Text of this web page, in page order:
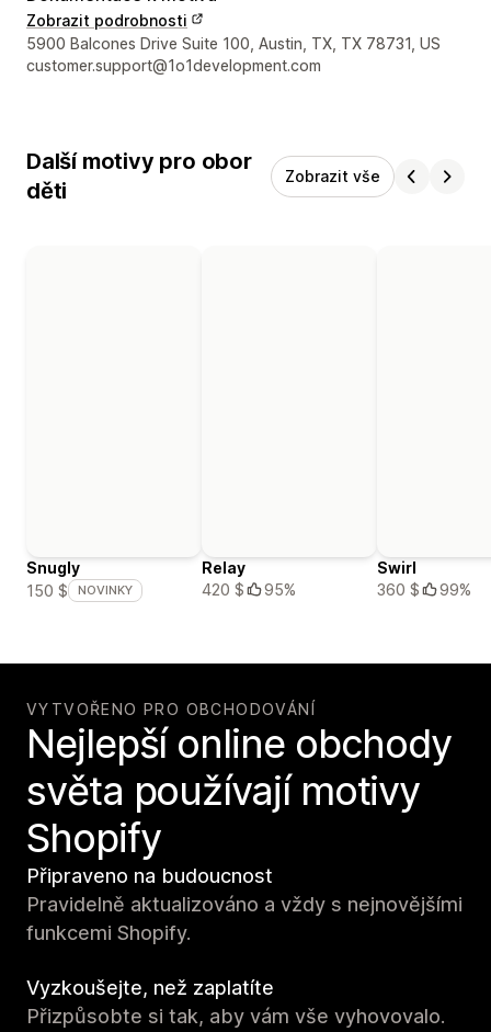
Zobrazit podrobnosti
Kontaktní údaje designéra
5900 Balcones Drive Suite 100, Austin, TX, TX 78731, US
customer.support@1o1development.com
Další motivy pro obor
děti
Zobrazit vše
Snugly
150 $
NOVINKY
Relay
420 $
95%
Swirl
360 $
99%
VYTVOŘENO PRO OBCHODOVÁNÍ
Nejlepší online obchody
světa používají motivy
Shopify
Připraveno na budoucnost
Pravidelně aktualizováno a vždy s nejnovějšími
funkcemi Shopify.
Vyzkoušejte, než zaplatíte
Přizpůsobte si tak, aby vám vše vyhovovalo.